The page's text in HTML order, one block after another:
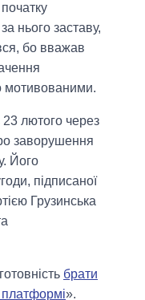
нього заставу,
бо вважав
мотивованими.
23 лютого через
заворушення
Його
підписаної
Грузинська
брати
платформі».